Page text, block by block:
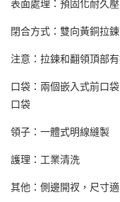
表面處理：預固化耐久
閉合方式：雙向黃銅拉
注意：拉鍊和翻領頂部有
口袋：兩個嵌入式前口
口袋
領子：一體式明線縫製
護理：工業清洗
其他：側邊開衩，尺寸